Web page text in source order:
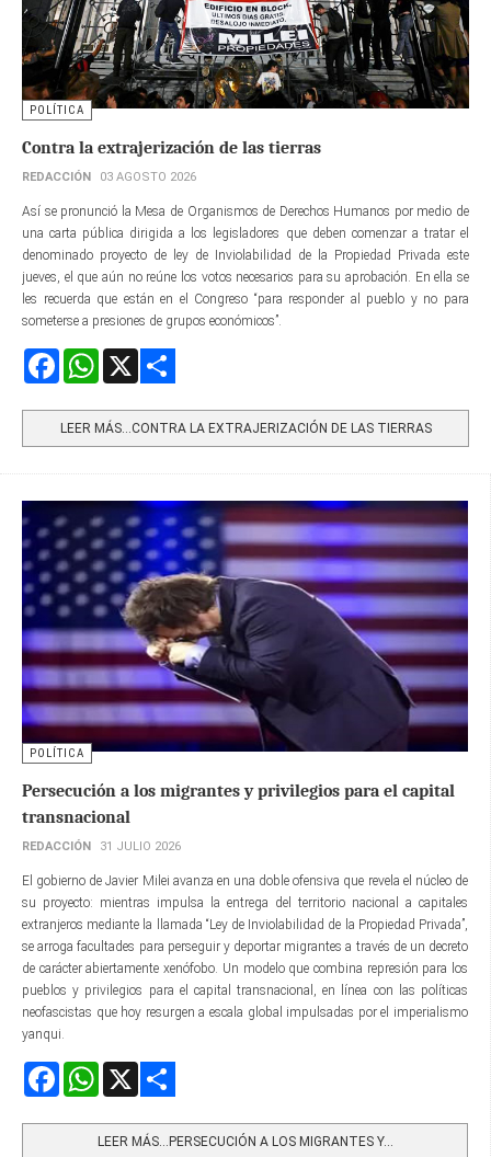
POLÍTICA
Contra la extrajerización de las tierras
REDACCIÓN 03 AGOSTO 2026
Así se pronunció la Mesa de Organismos de Derechos Humanos por medio de
una carta pública dirigida a los legisladores que deben comenzar a tratar el
denominado proyecto de ley de Inviolabilidad de la Propiedad Privada este
jueves, el que aún no reúne los votos necesarios para su aprobación. En ella se
les recuerda que están en el Congreso “para responder al pueblo y no para
someterse a presiones de grupos económicos”.
FacebookWhatsApp
LEER MÁS…CONTRA LA EXTRAJERIZACIÓN DE LAS TIERRAS
POLÍTICA
Persecución a los migrantes y privilegios para el capital
transnacional
REDACCIÓN 31 JULIO 2026
El gobierno de Javier Milei avanza en una doble ofensiva que revela el núcleo de
su proyecto: mientras impulsa la entrega del territorio nacional a capitales
extranjeros mediante la llamada “Ley de Inviolabilidad de la Propiedad Privada”,
se arroga facultades para perseguir y deportar migrantes a través de un decreto
de carácter abiertamente xenófobo. Un modelo que combina represión para los
pueblos y privilegios para el capital transnacional, en línea con las políticas
neofascistas que hoy resurgen a escala global impulsadas por el imperialismo
yanqui.
FacebookWhatsApp
LEER MÁS…PERSECUCIÓN A LOS MIGRANTES Y...